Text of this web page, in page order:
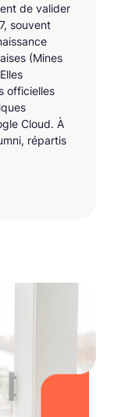
de valider
souvent
(Mines
officielles
Cloud. À
répartis